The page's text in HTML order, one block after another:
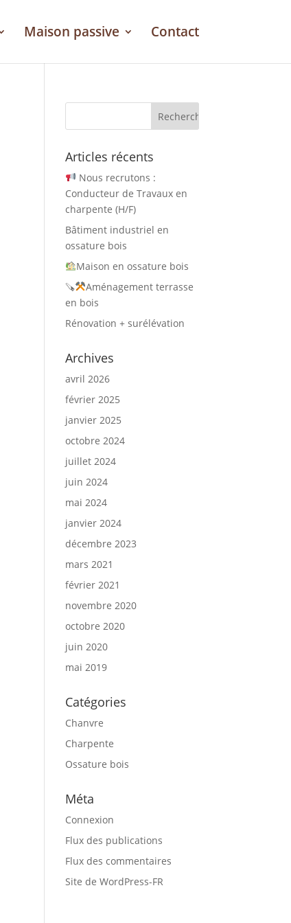
Maison passive Contact
Articles récents
Nous recrutons :
Conducteur de Travaux en
charpente (H/F)
Bâtiment industriel en
ossature bois
Maison en ossature bois
🪚
Aménagement terrasse
en bois
Rénovation + surélévation
Archives
avril 2026
février 2025
janvier 2025
octobre 2024
juillet 2024
juin 2024
mai 2024
janvier 2024
décembre 2023
mars 2021
février 2021
novembre 2020
octobre 2020
juin 2020
mai 2019
Catégories
Chanvre
Charpente
Ossature bois
Méta
Connexion
Flux des publications
Flux des commentaires
Site de WordPress-FR